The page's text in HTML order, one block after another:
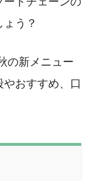
う？
の新メニュー
やおすすめ、口